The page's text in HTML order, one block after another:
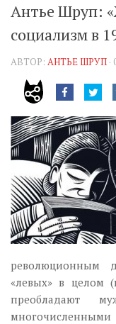
Позиція
Агітатор
Музика
Візуальне
Научпоп
Головне
Цитати
Антье Шруп:
социализм в
АВТОР: АНТЬЕ ШРУП
революционным
«левых» в целом
преобладают
многочисленными